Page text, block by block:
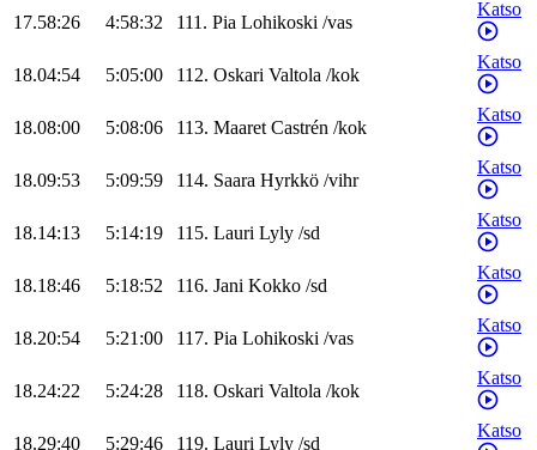
17.58:26 4:58:32 111. Pia Lohikoski /vas
Katso
18.04:54 5:05:00 112. Oskari Valtola /kok
Katso
18.08:00 5:08:06 113. Maaret Castrén /kok
Katso
18.09:53 5:09:59 114. Saara Hyrkkö /vihr
Katso
18.14:13 5:14:19 115. Lauri Lyly /sd
Katso
18.18:46 5:18:52 116. Jani Kokko /sd
Katso
18.20:54 5:21:00 117. Pia Lohikoski /vas
Katso
18.24:22 5:24:28 118. Oskari Valtola /kok
Katso
18.29:40 5:29:46 119. Lauri Lyly /sd
Katso